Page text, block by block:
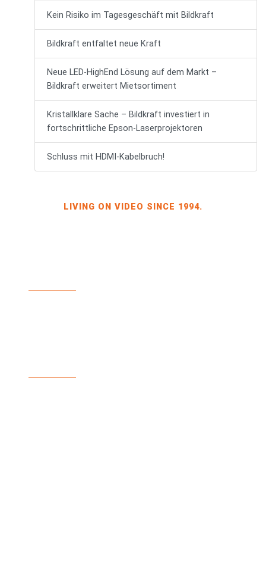
Kein Risiko im Tagesgeschäft mit Bildkraft
Bildkraft entfaltet neue Kraft
Neue LED-HighEnd Lösung auf dem Markt –
Bildkraft erweitert Mietsortiment
Kristallklare Sache – Bildkraft investiert in
fortschrittliche Epson-Laserprojektoren
Schluss mit HDMI-Kabelbruch!
LIVING ON VIDEO SINCE 1994.